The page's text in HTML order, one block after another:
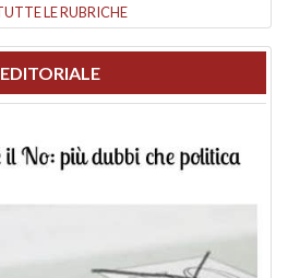
LE RUBRICHE